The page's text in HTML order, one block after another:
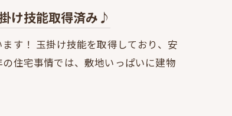
け技能取得済み♪
す！ 玉掛け技能を取得しており、安
住宅事情では、敷地いっぱいに建物